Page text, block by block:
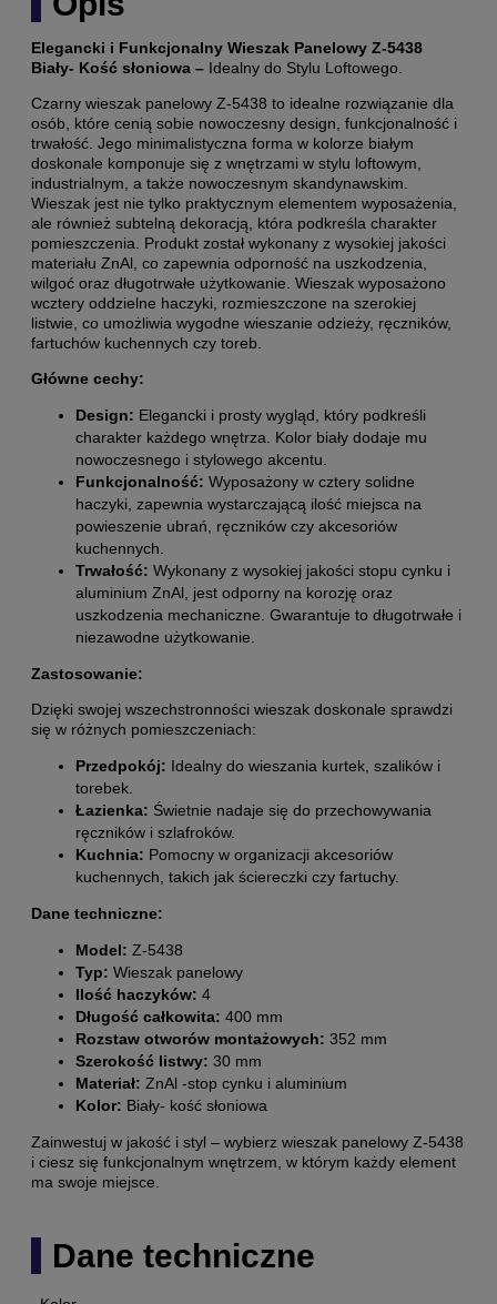
Elegancki i Funkcjonalny Wieszak Panelowy Z-5438
Biały- Kość słoniowa – Idealny do Stylu Loftowego.
Czarny wieszak panelowy Z-5438 to idealne rozwiązanie dla
osób, które cenią sobie nowoczesny design, funkcjonalność i
trwałość. Jego minimalistyczna forma w kolorze białym
doskonale komponuje się z wnętrzami w stylu loftowym,
industrialnym, a także nowoczesnym skandynawskim.
Wieszak jest nie tylko praktycznym elementem wyposażenia,
ale również subtelną dekoracją, która podkreśla charakter
pomieszczenia. Produkt został wykonany z wysokiej jakości
materiału ZnAl, co zapewnia odporność na uszkodzenia,
wilgoć oraz długotrwałe użytkowanie. Wieszak wyposażono
wcztery oddzielne haczyki, rozmieszczone na szerokiej
listwie, co umożliwia wygodne wieszanie odzieży, ręczników,
fartuchów kuchennych czy toreb.
Główne cechy:
Design: Elegancki i prosty wygląd, który podkreśli
charakter każdego wnętrza. Kolor biały dodaje mu
nowoczesnego i stylowego akcentu.
Funkcjonalność: Wyposażony w cztery solidne
haczyki, zapewnia wystarczającą ilość miejsca na
powieszenie ubrań, ręczników czy akcesoriów
kuchennych.
Trwałość: Wykonany z wysokiej jakości stopu cynku i
aluminium ZnAl, jest odporny na korozję oraz
uszkodzenia mechaniczne. Gwarantuje to długotrwałe i
niezawodne użytkowanie.
Zastosowanie:
Dzięki swojej wszechstronności wieszak doskonale sprawdzi
się w różnych pomieszczeniach:
Przedpokój: Idealny do wieszania kurtek, szalików i
torebek.
Łazienka: Świetnie nadaje się do przechowywania
ręczników i szlafroków.
Kuchnia: Pomocny w organizacji akcesoriów
kuchennych, takich jak ściereczki czy fartuchy.
Dane techniczne:
Model: Z-5438
Typ: Wieszak panelowy
Ilość haczyków: 4
Długość całkowita: 400 mm
Rozstaw otworów montażowych: 352 mm
Szerokość listwy: 30 mm
Materiał: ZnAl -stop cynku i aluminium
Kolor: Biały- kość słoniowa
Zainwestuj w jakość i styl – wybierz wieszak panelowy Z-5438
i ciesz się funkcjonalnym wnętrzem, w którym każdy element
ma swoje miejsce.
Dane techniczne